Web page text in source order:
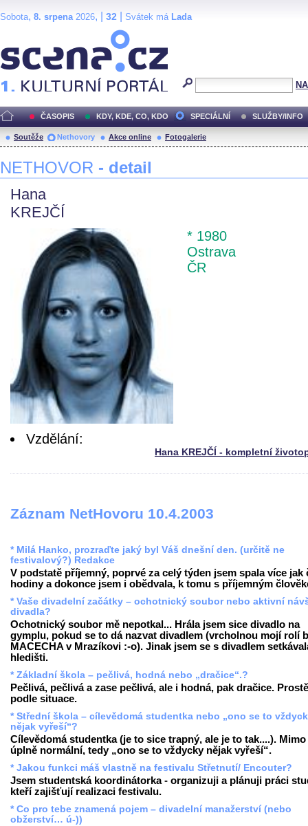
Sobota, 8. srpena2026, | 32 Svátek má Lada
ČASOPIS KDY, KDE, CO, KDO SPECIÁLNÍ SLUŽBY/INFO
Soutěže Nethovory Akce online Fotogalerie
NETHOVOR - detail
Hana
KREJČÍ
* 1980
Ostrava
ČR
Vzdělání:
Hana KREJČÍ - kompletní
Záznam NetHovoru 10.4.2003
* Milá Hanko, prozraďte jaký byl Váš dnešní den. (určitě ne
festivalový?) Redakce
V podstatě příjemný, poprvé za celý týden jsem spala více jak
hodiny a dokonce jsem i obědvala, k tomu s příjemným
* Vaše divadelní začátky – ochotnický soubor nebo aktivní
divadla?
Ochotnický soubor mě nepotkal... Hrála jsem sice divadlo na
gymplu, pokud se to dá nazvat divadlem (vrcholnou mojí rolí
MACECHA v Mrazíkovi :-o). Jinak jsem se s divadlem
hledišti.
* Základní škola – pečlivá, hodná nebo „dračice“.?
Pečlivá, pečlivá a zase pečlivá, ale i hodná, pak dračice. Prostě
podle situace.
* Střední škola – cílevědomá studentka nebo „ono se to
nějak vyřeší“?
Cílevědomá studentka (je to sice trapný, ale je to tak....).
úplně normální, tedy „ono se to vždycky nějak vyřeší“.
* Jakou funkci máš vlastně na festivalu Střetnutí/ Encouter?
Jsem studentská koordinátorka - organizuji a plánuji práci
kteří zajišťují realizaci festivalu.
* Co pro tebe znamená pojem – divadelní manažerství (nebo
obžerství… ú-))